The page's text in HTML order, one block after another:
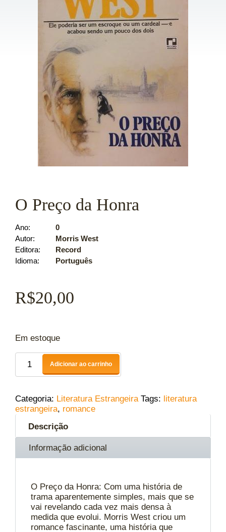
O Preço da Honra
Ano
0
Autor
Morris West
Editora
Record
Idioma
Português
R$20,00
Em estoque
Adicionar ao carrinho
Categoria: Literatura Estrangeira Tags: literatura
estrangeira, romance
Descrição
Informação adicional
O Preço da Honra: Com uma história de
trama aparentemente simples, mais que se
vai revelando cada vez mais densa à
medida que evolui. Morris West criou um
romance fascinante, uma história que